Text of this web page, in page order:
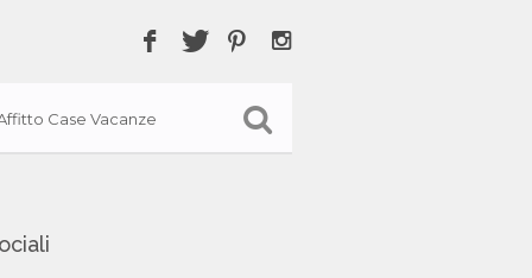
Case Vacanze